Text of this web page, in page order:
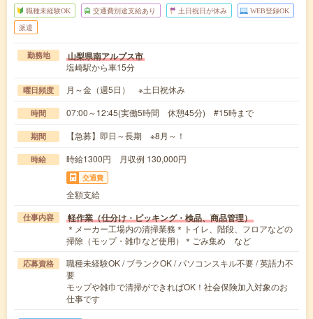
職種未経験OK 交通費別途支給あり 土日祝日が休み WEB登録OK
派遣
勤務地 山梨県南アルプス市
塩崎駅から車15分
曜日頻度 月～金（週5日） ※土日祝休み
時間 07:00～12:45(実働5時間 休憩45分) #15時まで
期間 【急募】即日～長期 ※8月～！
時給 時給1300円 月収例 130,000円
交通費
全額支給
仕事内容 軽作業（仕分け・ピッキング・検品、商品管理）
＊メーカー工場内の清掃業務＊トイレ、階段、フロアなどの
掃除（モップ・雑巾など使用）＊ごみ集め など
応募資格
職種未経験OK / ブランクOK / パソコンスキル不要 / 英語力不
要
モップや雑巾で清掃ができればOK！社会保険加入対象のお
仕事です